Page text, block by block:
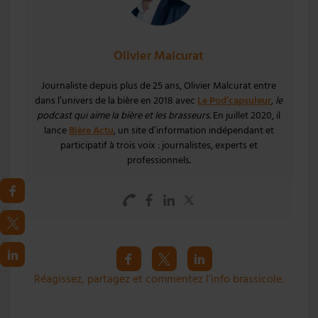
Olivier Malcurat
Journaliste depuis plus de 25 ans, Olivier Malcurat entre
dans l’univers de la bière en 2018 avecLe Pod’capsuleur, le
podcast qui aime la bière et les brasseurs. En juillet 2020, il
lanceBière Actu, un site d’information indépendant et
participatif à trois voix : journalistes, experts et
professionnels.
Réagissez, partagez et commentez l’info brassicole.